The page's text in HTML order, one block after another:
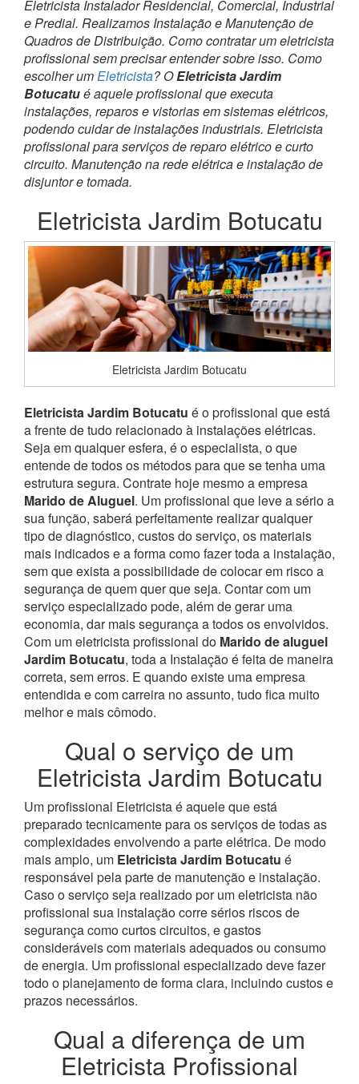
Eletricista Instalador Residencial, Comercial, Industrial
e Predial. Realizamos Instalação e Manutenção de
Quadros de Distribuição. Como contratar um eletricista
profissional sem precisar entender sobre isso. Como
escolher umEletricista? OEletricista Jardim
Botucatué aquele profissional que executa
instalações, reparos e vistorias em sistemas elétricos,
podendo cuidar de instalações industriais. Eletricista
profissional para serviços de reparo elétrico e curto
circuito. Manutenção na rede elétrica e instalação de
disjuntor e tomada.
Eletricista Jardim Botucatu
Eletricista Jardim Botucatu
Eletricista Jardim Botucatu é o profissional que está
a frente de tudo relacionado à instalações elétricas.
Seja em qualquer esfera, é o especialista, o que
entende de todos os métodos para que se tenha uma
estrutura segura. Contrate hoje mesmo a empresa
Marido de Aluguel. Um profissional que leve a sério a
sua função, saberá perfeitamente realizar qualquer
tipo de diagnóstico, custos do serviço, os materiais
mais indicados e a forma como fazer toda a instalação,
sem que exista a possibilidade de colocar em risco a
segurança de quem quer que seja. Contar com um
serviço especializado pode, além de gerar uma
economia, dar mais segurança a todos os envolvidos.
Com um eletricista profissional do Marido de aluguel
Jardim Botucatu, toda a Instalação é feita de maneira
correta, sem erros. E quando existe uma empresa
entendida e com carreira no assunto, tudo fica muito
melhor e mais cômodo.
Qual o serviço de um
Eletricista Jardim Botucatu
Um profissional Eletricista é aquele que está
preparado tecnicamente para os serviços de todas as
complexidades envolvendo a parte elétrica. De modo
mais amplo, um Eletricista Jardim Botucatu é
responsável pela parte de manutenção e instalação.
Caso o serviço seja realizado por um eletricista não
profissional sua instalação corre sérios riscos de
segurança como curtos circuitos, e gastos
consideráveis com materiais adequados ou consumo
de energia. Um profissional especializado deve fazer
todo o planejamento de forma clara, incluindo custos e
prazos necessários.
Qual a diferença de um
Eletricista Profissional